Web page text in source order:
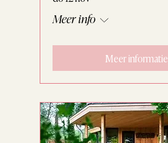
Meer info
Meer informatie